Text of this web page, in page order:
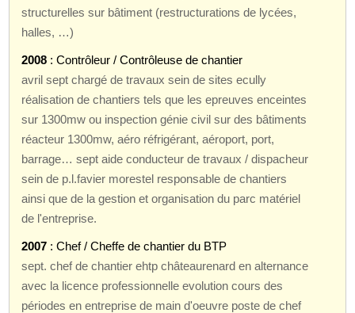
structurelles sur bâtiment (restructurations de lycées,
halles, …)
2008 : Contrôleur / Contrôleuse de chantier
avril sept chargé de travaux sein de sites ecully
réalisation de chantiers tels que les epreuves enceintes
sur 1300mw ou inspection génie civil sur des bâtiments
réacteur 1300mw, aéro réfrigérant, aéroport, port,
barrage… sept aide conducteur de travaux / dispacheur
sein de p.l.favier morestel responsable de chantiers
ainsi que de la gestion et organisation du parc matériel
de l'entreprise.
2007 : Chef / Cheffe de chantier du BTP
sept. chef de chantier ehtp châteaurenard en alternance
avec la licence professionnelle evolution cours des
périodes en entreprise de main d'oeuvre poste de chef